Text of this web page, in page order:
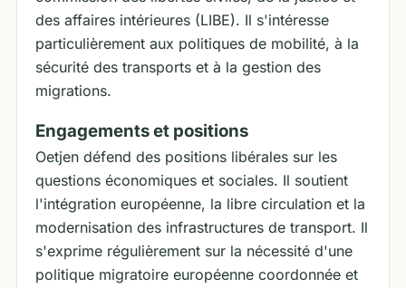
des affaires intérieures (LIBE). Il s'intéresse
particulièrement aux politiques de mobilité, à la
sécurité des transports et à la gestion des
migrations.
Engagements et positions
Oetjen défend des positions libérales sur les
questions économiques et sociales. Il soutient
l'intégration européenne, la libre circulation et la
modernisation des infrastructures de transport. Il
s'exprime régulièrement sur la nécessité d'une
politique migratoire européenne coordonnée et